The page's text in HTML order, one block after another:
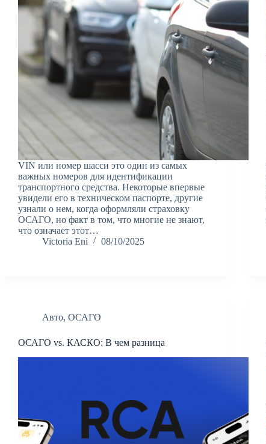
VIN или номер шасси это один из самых
важных номеров для идентификации
транспортного средства. Некоторые впервые
увидели его в техническом паспорте, другие
узнали о нем, когда оформляли страховку
ОСАГО, но факт в том, что многие не знают,
что означает этот…
Victoria Eni
08/10/2025
Авто, ОСАГО
ОСАГО vs. КАСКО: В чем разница